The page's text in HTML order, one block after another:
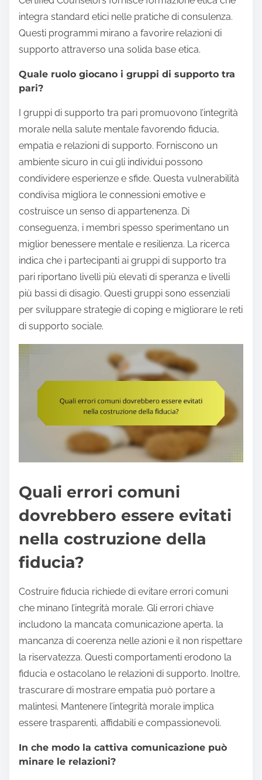
integra standard etici nelle pratiche di consulenza.
Questi programmi mirano a favorire relazioni di
supporto attraverso una solida base etica.
Quale ruolo giocano i gruppi di supporto tra
pari?
I gruppi di supporto tra pari promuovono l’integrità
morale nella salute mentale favorendo fiducia,
empatia e relazioni di supporto. Forniscono un
ambiente sicuro in cui gli individui possono
condividere esperienze e sfide. Questa vulnerabilità
condivisa migliora le connessioni emotive e
costruisce un senso di appartenenza. Di
conseguenza, i membri spesso sperimentano un
miglior benessere mentale e resilienza. La ricerca
indica che i partecipanti ai gruppi di supporto tra
pari riportano livelli più elevati di speranza e livelli
più bassi di disagio. Questi gruppi sono essenziali
per sviluppare strategie di coping e migliorare le reti
di supporto sociale.
Quali errori comuni
dovrebbero essere evitati
nella costruzione della
fiducia?
Costruire fiducia richiede di evitare errori comuni
che minano l’integrità morale. Gli errori chiave
includono la mancata comunicazione aperta, la
mancanza di coerenza nelle azioni e il non rispettare
la riservatezza. Questi comportamenti erodono la
fiducia e ostacolano le relazioni di supporto. Inoltre,
trascurare di mostrare empatia può portare a
malintesi. Mantenere l’integrità morale implica
essere trasparenti, affidabili e compassionevoli.
In che modo la cattiva comunicazione può
minare le relazioni?